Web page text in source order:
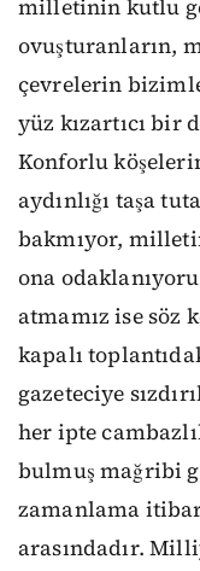
milletinin kutlu
ovuşturanların,
çevrelerin
yüz kızartıcı bir
Konforlu
aydınlığı taşa
bakmıyor,
ona
atmamız ise söz
kapalı
gazeteciye
her ipte
bulmuş mağribi
zamanlama
arasındadır.